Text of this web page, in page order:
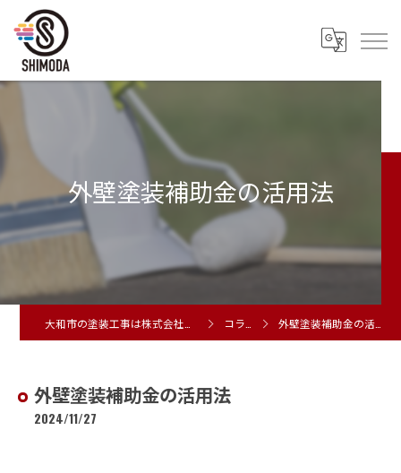
外壁塗装補助金の活用法
コラム 外壁塗装補助金の活用法
外壁塗装補助金の活用法
2024/11/27